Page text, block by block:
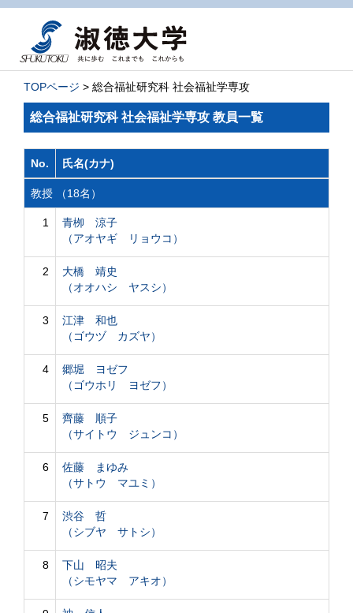
TOPページ > 総合福祉研究科 社会福祉学専攻
総合福祉研究科 社会福祉学専攻 教員一覧
No. 氏名(カナ)
教授 （18名）
1
青栁 涼子
（アオヤギ リョウコ）
2
大橋 靖史
（オオハシ ヤスシ）
3
江津 和也
（ゴウヅ カズヤ）
4
郷堀 ヨゼフ
（ゴウホリ ヨゼフ）
5
齊藤 順子
（サイトウ ジュンコ）
6
佐藤 まゆみ
（サトウ マユミ）
7
渋谷 哲
（シブヤ サトシ）
8
下山 昭夫
（シモヤマ アキオ）